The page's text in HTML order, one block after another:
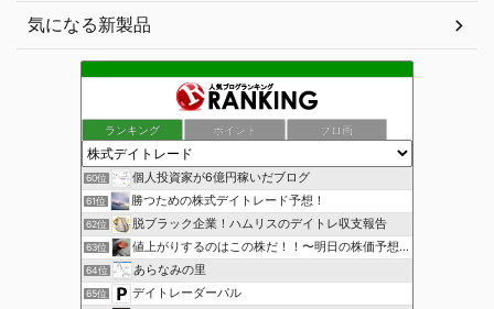
気になる新製品
ランキング ポイント ブロ画
60位 個人投資家が6億円稼いだブログ
61位 勝つための株式デイトレード予想！
62位 脱ブラック企業！ハムリスのデイトレ収支報告
63位 値上がりするのはこの株だ！！〜明日の株価予想〜
64位 あらなみの里
65位 デイトレーダーパル